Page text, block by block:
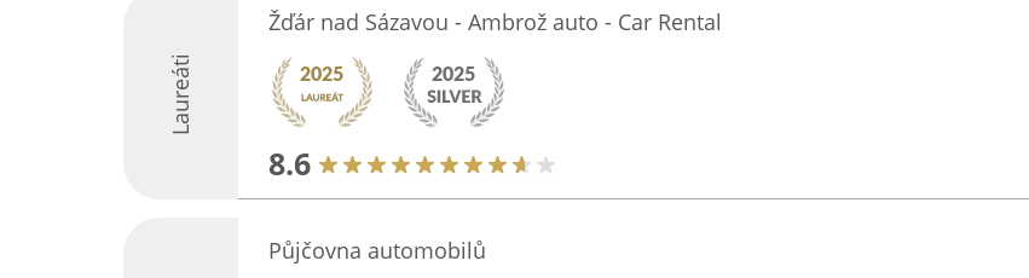
Laureáti
Žďár nad Sázavou - Ambrož auto - Car Rental
8.6
Půjčovna automobilů